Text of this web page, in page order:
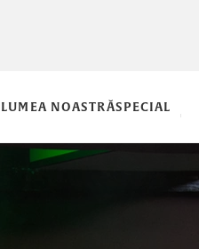
LUMEA NOASTRĂSPECIAL